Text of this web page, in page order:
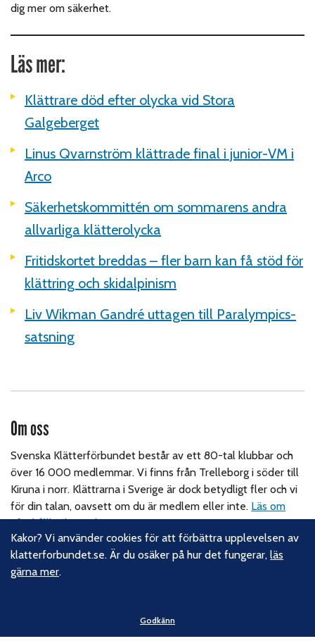
dig mer om säkerhet.
Läs mer:
Klättrare död efter olycka vid Stora
Galgeberget
Linus Qvarnström klättrade final i junior-VM i
Arco
Säkerhetskommittén om sommarens andra
allvarliga klätterolycka
Fritidskortet breddas – fler barn kan få stöd för
klättring och skidalpinism
Liv Wikman Gandré uttagen till Paralympics-
satsning
Om oss
Svenska Klätterförbundet består av ett 80-tal klubbar och
över 16 000 medlemmar. Vi finns från Trelleborg i söder till
Kiruna i norr. Klättrarna i Sverige är dock betydligt fler och vi
för din talan, oavsett om du är medlem eller inte. Läs om
vårt hållbarhetsarbete.
Följ oss
Kakor? Vi använder cookies för att förbättra upplevelsen av
klatterforbundet.se. Är du osäker på hur det fungerar,läs
gärna mer.
Godkänn